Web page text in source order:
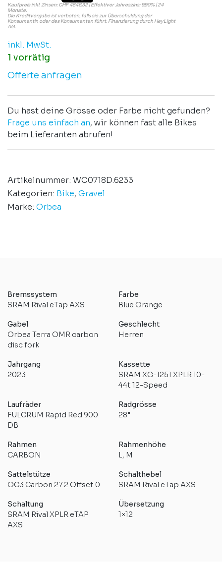
Kaufpreis inkl. Zinsen: CHF 4846.32 | Effektiver Jahreszins: 9.90% | 24
Monate.
Die Kreditvergabe ist verboten, falls sie zur Überschuldung der
Konsumentin oder des Konsumenten führt. Finanzierung durch HeyLight
AG.
inkl. MwSt.
1 vorrätig
Offerte anfragen
Du hast deine Grösse oder Farbe nicht gefunden?
Frage uns einfach an, wir können fast alle Bikes
beim Lieferanten abrufen!
Artikelnummer: WC0718D.6233
Kategorien: Bike, Gravel
Marke: Orbea
Bremssystem
SRAM Rival eTap AXS
Farbe
Blue Orange
Gabel
Orbea Terra OMR carbon
disc fork
Geschlecht
Herren
Jahrgang
2023
Kassette
SRAM XG-1251 XPLR 10-
44t 12-Speed
Laufräder
FULCRUM Rapid Red 900
DB
Radgrösse
28"
Rahmen
CARBON
Rahmenhöhe
L, M
Sattelstütze
OC3 Carbon 27.2 Offset 0
Schalthebel
SRAM Rival eTap AXS
Schaltung
SRAM Rival XPLR eTAP
AXS
Übersetzung
1×12